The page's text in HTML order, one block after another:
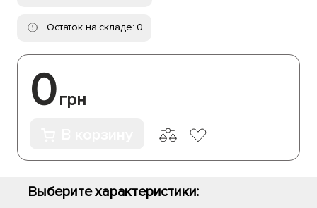
Остаток на складе: 0
0грн
Выберите характеристики: